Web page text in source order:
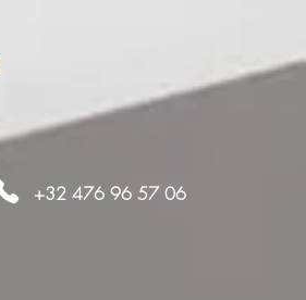
+32 476 96 57 06